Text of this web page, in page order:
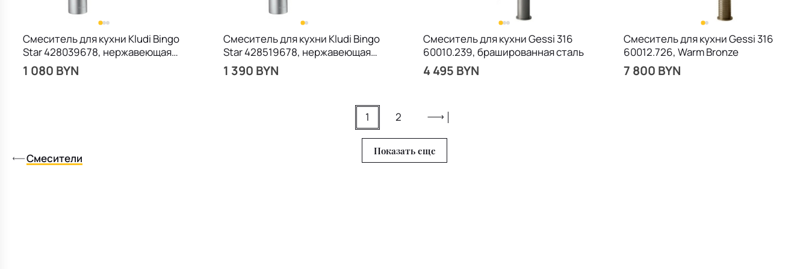
Смеситель для кухни Kludi Bingo
Star 428039678, нержавеющая
сталь
1 080 BYN
Смеситель для кухни Kludi Bingo
Star 428519678, нержавеющая
сталь
1 390 BYN
Смеситель для кухни Gessi 316
60010.239, брашированная сталь
4 495 BYN
Смеситель для кухни Gessi 316
60012.726, Warm Bronze
7 800 BYN
1 2
Показать еще
Смесители